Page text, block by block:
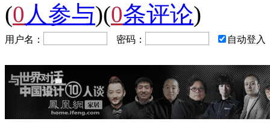
(0 人参与)(0条评论)
用户名： 密码： 自动登入